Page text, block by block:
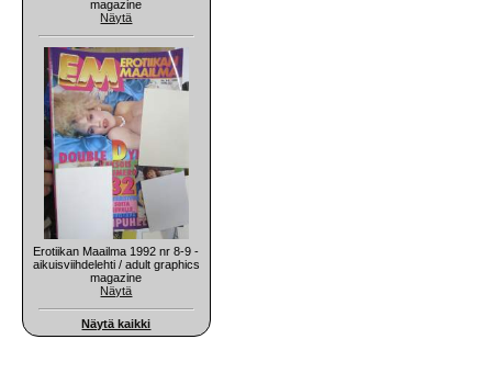
magazine
Näytä
Erotiikan Maailma 1992 nr 8-9 -
aikuisviihdelehti / adult graphics
magazine
Näytä
Näytä kaikki